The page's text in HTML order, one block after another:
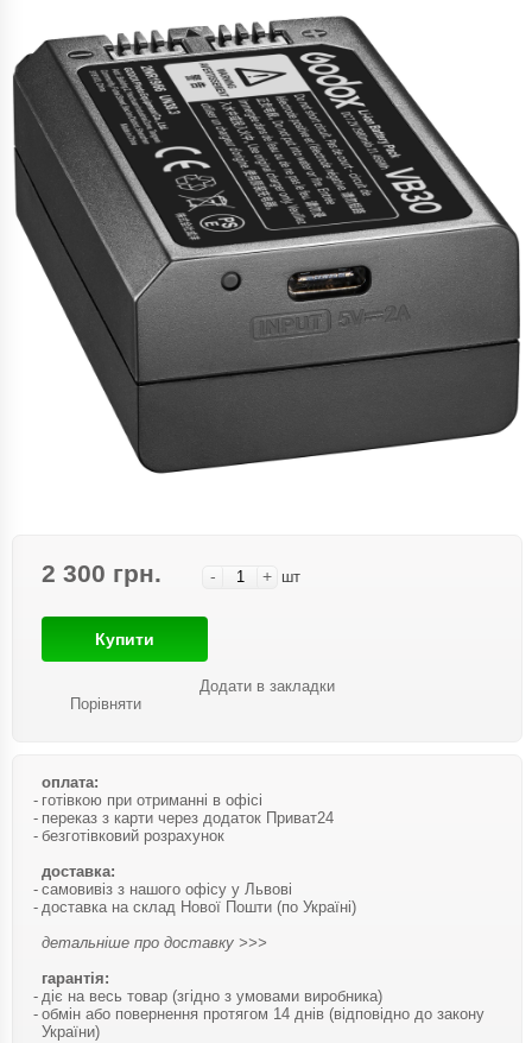
2 300 грн. - + шт
Купити
Порівняти
Додати в закладки
оплата:
готівкою при отриманні в офісі
переказ з карти через додаток Приват24
безготівковий розрахунок
доставка:
самовивіз з нашого офісу у Львові
доставка на склад Нової Пошти (по Україні)
детальніше про доставку >>>
гарантія:
діє на весь товар (згідно з умовами виробника)
обмін або повернення протягом 14 днів (відповідно до закону
України)